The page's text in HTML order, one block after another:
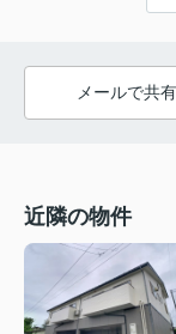
メールで共
近隣の物件